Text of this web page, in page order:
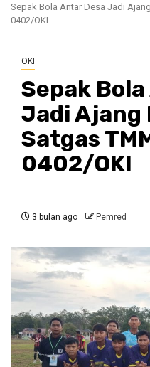
Sepak Bola Antar Desa Jadi
0402/OKI
OKI
Sepak
Jadi Ajang
Satgas
0402/OKI
3 bulan ago Pemred